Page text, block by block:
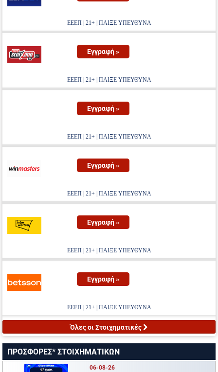
ΕΕΕΠ | 21+ | ΠΑΙΞΕ ΥΠΕΥΘΥΝΑ
Εγγραφή »
ΕΕΕΠ | 21+ | ΠΑΙΞΕ ΥΠΕΥΘΥΝΑ
Εγγραφή »
ΕΕΕΠ | 21+ | ΠΑΙΞΕ ΥΠΕΥΘΥΝΑ
Εγγραφή »
ΕΕΕΠ | 21+ | ΠΑΙΞΕ ΥΠΕΥΘΥΝΑ
Εγγραφή »
ΕΕΕΠ | 21+ | ΠΑΙΞΕ ΥΠΕΥΘΥΝΑ
Εγγραφή »
ΕΕΕΠ | 21+ | ΠΑΙΞΕ ΥΠΕΥΘΥΝΑ
Όλες οι Στοιχηματικές
ΠΡΟΣΦΟΡΕΣ* ΣΤΟΙΧΗΜΑΤΙΚΩΝ
06-08-26